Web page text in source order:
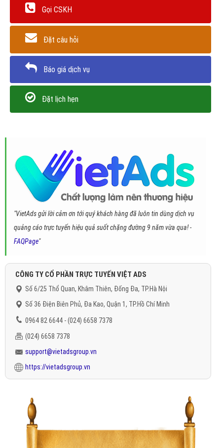
Gọi CSKH
Đặt câu hỏi
Báo giá dịch vụ
Đặt lịch hẹn
"VietAds gửi lời cảm ơn tới quý khách hàng đã luôn tin dùng dịch vụ
quảng cáo trực tuyến hiệu quả suốt chặng đường 9 năm vừa qua! -
FAQPage"
CÔNG TY CỔ PHẦN TRỰC TUYẾN VIỆT ADS
Số 6/25 Thổ Quan, Khâm Thiên, Đống Đa, TP.Hà Nội
Số 36 Điện Biên Phủ, Đa Kao, Quận 1, TP.Hồ Chí Minh
0964 82 6644 - (024) 6658 7378
(024) 6658 7378
support@vietadsgroup.vn
https://vietadsgroup.vn